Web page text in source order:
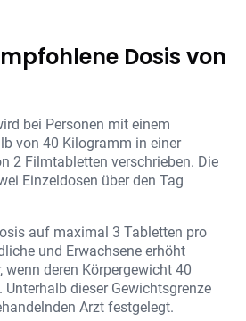
Dosis von
bei Personen mit einem
von 40 Kilogramm in einer
2 Filmtabletten verschrieben. Die
Einzeldosen über den Tag
auf maximal 3 Tabletten pro
und Erwachsene erhöht
wenn deren Körpergewicht 40
dieser Gewichtsgrenze
Arzt festgelegt.